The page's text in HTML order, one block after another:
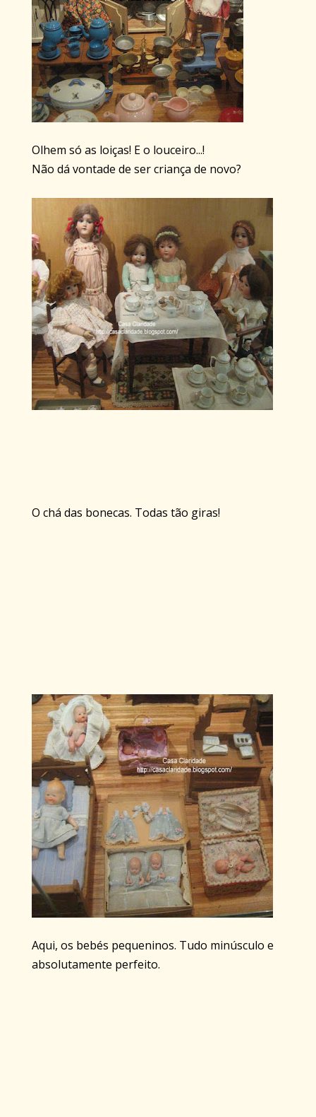
Olhem só as loiças! E o louceiro...!
Não dá vontade de ser criança de novo?
O chá das bonecas. Todas tão giras!
Aqui, os bebés pequeninos. Tudo minúsculo e
absolutamente perfeito.